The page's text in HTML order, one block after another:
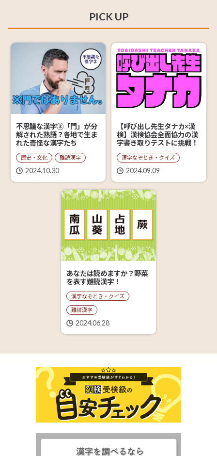
PICK UP
不思議な漢字③「門」が分
解された熟語？各地で生ま
れた奇怪な漢字たち
歴史・文化 難読漢字
2024.10.30
【呼び出し先生タナカ×漢
検】漢検協会全面協力の漢
字書き取りテストに挑戦！
漢字なぞとき・クイズ
2024.09.09
あなたは読めますか？野菜
を表す難読漢字！
漢字なぞとき・クイズ
難読漢字
2024.06.28